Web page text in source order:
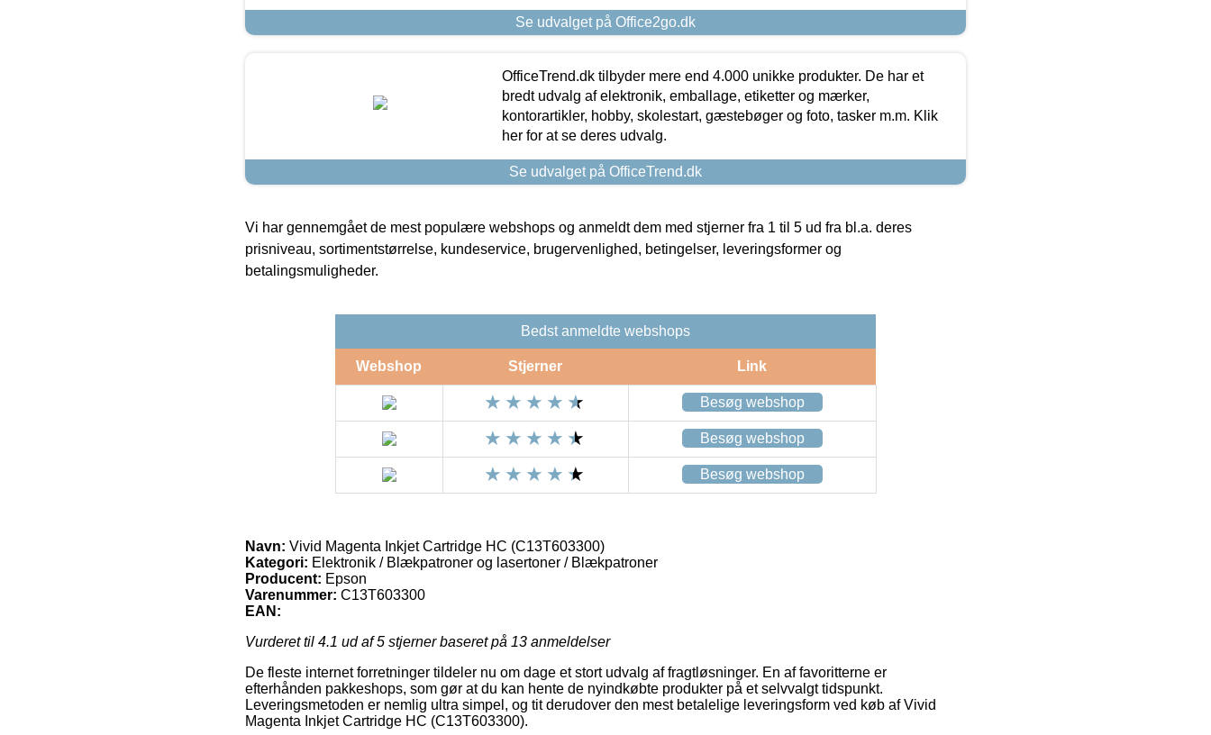
Se udvalget på Office2go.dk
OfficeTrend.dk tilbyder mere end 4.000 unikke produkter. De har et
bredt udvalg af elektronik, emballage, etiketter og mærker,
kontorartikler, hobby, skolestart, gæstebøger og foto, tasker m.m. Klik
her for at se deres udvalg.
Se udvalget på OfficeTrend.dk
Vi har gennemgået de mest populære webshops og anmeldt dem med stjerner fra 1 til 5 ud fra bl.a. deres
prisniveau, sortimentstørrelse, kundeservice, brugervenlighed, betingelser, leveringsformer og
betalingsmuligheder.
Bedst anmeldte webshops
Webshop Stjerner Link
Besøg webshop
Besøg webshop
Besøg webshop
Navn: Vivid Magenta Inkjet Cartridge HC (C13T603300)
Kategori: Elektronik / Blækpatroner og lasertoner / Blækpatroner
Producent: Epson
Varenummer: C13T603300
EAN:
Vurderet til 4.1 ud af 5 stjerner baseret på 13 anmeldelser
De fleste internet forretninger tildeler nu om dage et stort udvalg af fragtløsninger. En af favoritterne er
efterhånden pakkeshops, som gør at du kan hente de nyindkøbte produkter på et selvvalgt tidspunkt.
Leveringsmetoden er nemlig ultra simpel, og tit derudover den mest betalelige leveringsform ved køb af Vivid
Magenta Inkjet Cartridge HC (C13T603300).